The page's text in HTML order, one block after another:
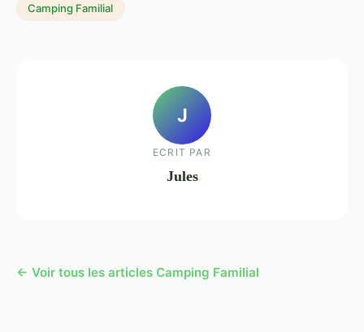
Camping Familial
J
ECRIT PAR
Jules
← Voir tous les articles Camping Familial